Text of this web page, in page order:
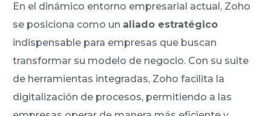
En el dinámico entorno empresarial actual, Zoho
se posiciona como un aliado estratégico
indispensable para empresas que buscan
transformar su modelo de negocio. Con su suite
de herramientas integradas, Zoho facilita la
digitalización de procesos, permitiendo a las